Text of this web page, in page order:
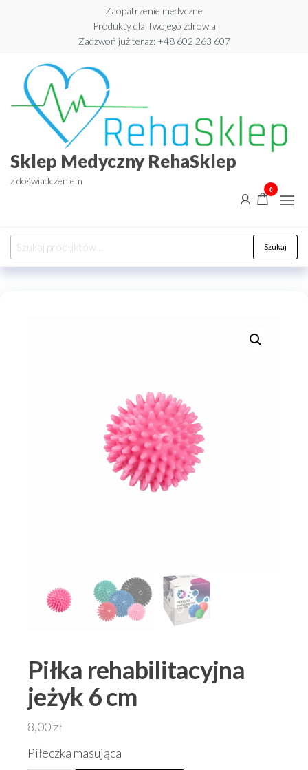
Zaopatrzenie medyczne
Produkty dla Twojego zdrowia
Zadzwoń już teraz: +48 602 263 607​
Sklep Medyczny RehaSklep
z doświadczeniem
0
Szukaj: Szukaj
Piłka rehabilitacyjna
jeżyk 6 cm
8,00zł
Piłeczka masująca